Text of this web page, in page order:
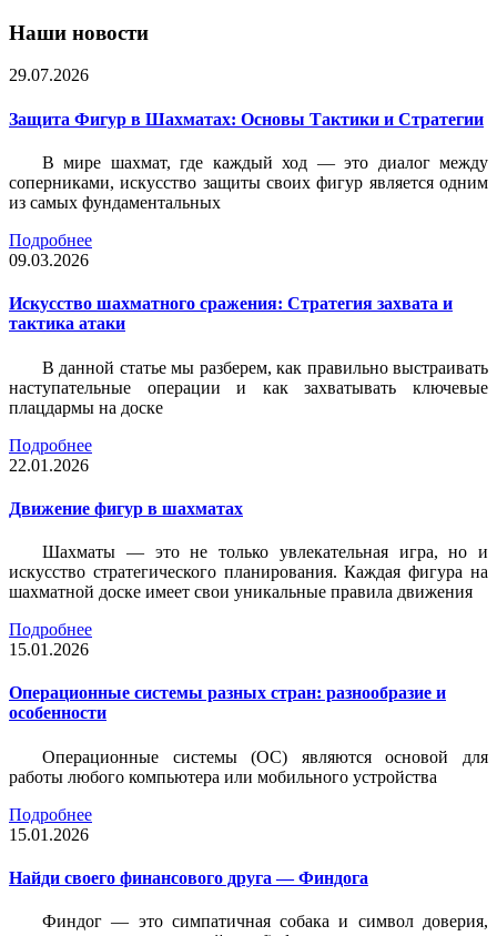
Наши новости
29.07.2026
Защита Фигур в Шахматах: Основы Тактики и Стратегии
В мире шахмат, где каждый ход — это диалог между
соперниками, искусство защиты своих фигур является одним
из самых фундаментальных
Подробнее
09.03.2026
Искусство шахматного сражения: Стратегия захвата и
тактика атаки
В данной статье мы разберем, как правильно выстраивать
наступательные операции и как захватывать ключевые
плацдармы на доске
Подробнее
22.01.2026
Движение фигур в шахматах
Шахматы — это не только увлекательная игра, но и
искусство стратегического планирования. Каждая фигура на
шахматной доске имеет свои уникальные правила движения
Подробнее
15.01.2026
Операционные системы разных стран: разнообразие и
особенности
Операционные системы (ОС) являются основой для
работы любого компьютера или мобильного устройства
Подробнее
15.01.2026
Найди своего финансового друга — Финдога
Финдог — это симпатичная собака и символ доверия,